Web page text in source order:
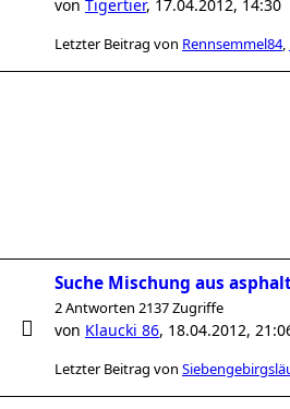
von Tigertier, 17.04.2012, 14:30
Letzter Beitrag von Rennsemmel84,
Suche Mischung aus
2 Antworten 2137 Zugriffe
von Klaucki 86, 18.04.2012,
Letzter Beitrag von